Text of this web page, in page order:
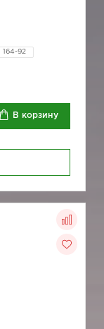
164-92
В корзину